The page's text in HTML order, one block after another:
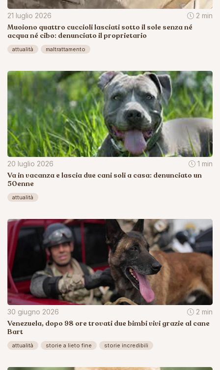
21 luglio 2026 2 min
Muoiono quattro cuccioli lasciati sotto il sole senza né
acqua né cibo: denunciato il proprietario
attualità maltrattamento
20 luglio 2026 1 min
Va in vacanza e lascia due cani soli a casa: denunciato un
50enne
attualità
30 giugno 2026 2 min
Venezuela, dopo 98 ore trovati due bimbi vivi grazie al cane
Bart
attualità storie a lieto fine storie incredibili